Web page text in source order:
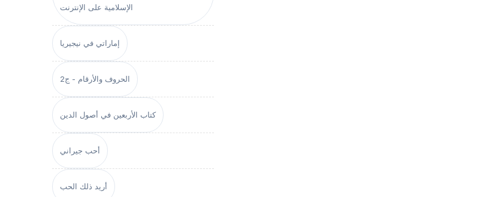
الإسلامية على الإنترنت
إماراتي في نيجيريا
الحروف والأرقام - ج2
كتاب الأربعين في أصول الدين
أحب جيراني
أريد ذلك الحب